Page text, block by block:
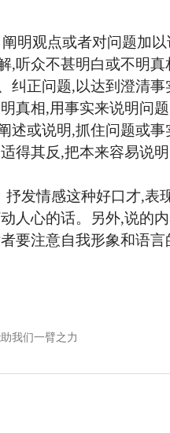
明观点或者对问题加
,听众不甚明白或不明
纠正问题,以达到澄清
真相,用事实来说明问
述或说明,抓住问题或
得其反,把本来容易说
抒发情感这种好口才,表
人心的话。另外,说的
要注意自我形象和语
我们一臂之力